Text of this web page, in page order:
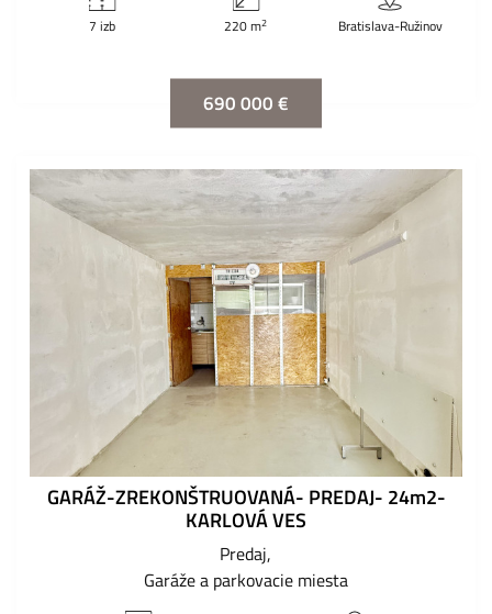
7 izb 220 m2 Bratislava-Ružinov
690 000 €
GARÁŽ-ZREKONŠTRUOVANÁ- PREDAJ- 24m2-
KARLOVÁ VES
Predaj
Garáže a parkovacie miesta